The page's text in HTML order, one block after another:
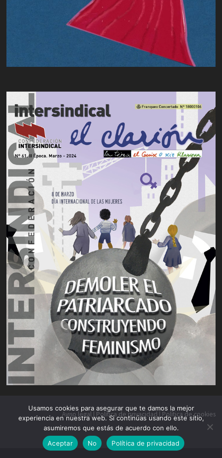
Aviso legal | Política de privacidad | Política de cookies
Usamos cookies para asegurar que te damos la mejor
experiencia en nuestra web. Si continúas usando este sitio,
asumiremos que estás de acuerdo con ello.
Aceptar
No Política de privacidad